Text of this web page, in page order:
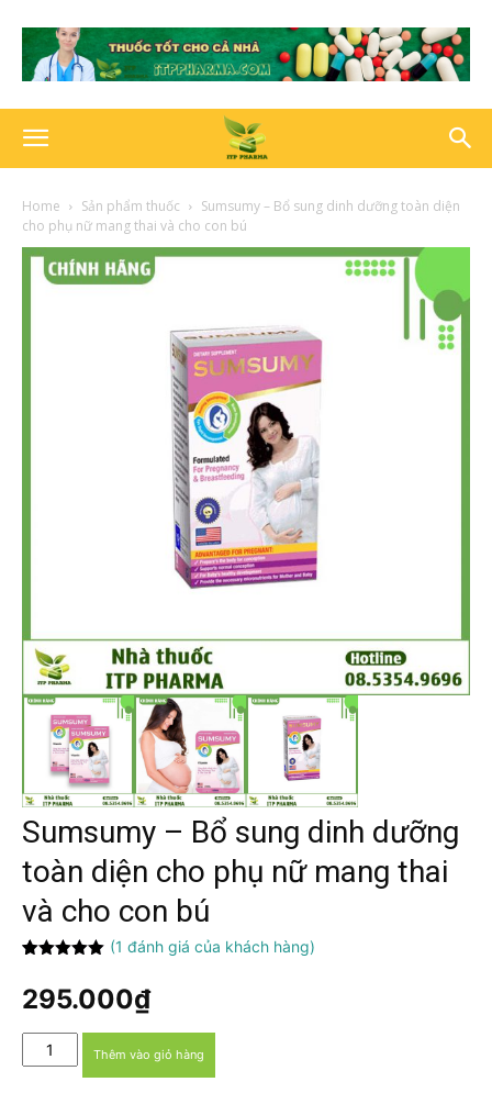
Home Sản phẩm thuốc
Sumsumy – Bổ sung dinh dưỡng toàn diện
cho phụ nữ mang thai và cho con bú
Sumsumy – Bổ sung dinh dưỡng
toàn diện cho phụ nữ mang thai
và cho con bú
dựa trên
đánh giá
(1 đánh giá của khách hàng)
295.000₫
Sumsumy
-
Thêm vào giỏ hàng